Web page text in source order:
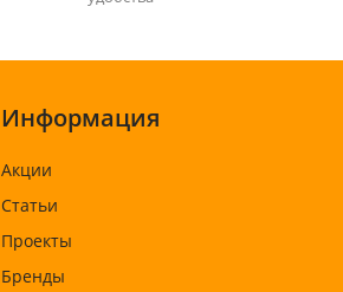
Информация
Акции
Статьи
Проекты
Бренды